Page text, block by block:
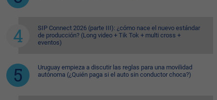
SIP Connect 2026 (parte III): ¿cómo nace el nuevo estándar
de producción? (Long video + Tik Tok + multi cross +
eventos)
Uruguay empieza a discutir las reglas para una movilidad
autónoma (¿Quién paga si el auto sin conductor choca?)